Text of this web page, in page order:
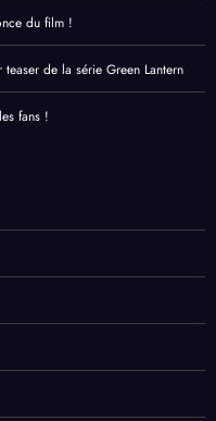
du film !
de la série Green Lantern
fans !